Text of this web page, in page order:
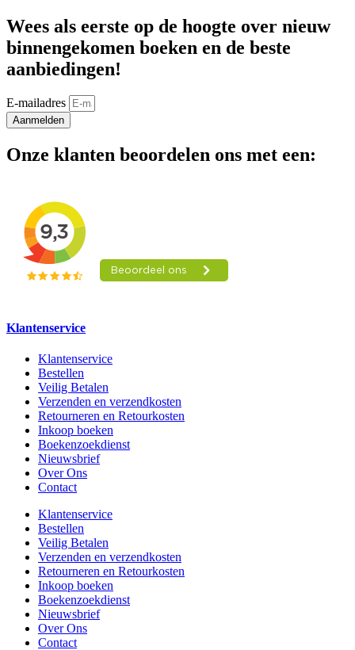
Wees als eerste op de hoogte over nieuw
binnengekomen boeken en de beste
aanbiedingen!
E-mailadres
Aanmelden
Onze klanten beoordelen ons met een:
Klantenservice
Klantenservice
Bestellen
Veilig Betalen
Verzenden en verzendkosten
Retourneren en Retourkosten
Inkoop boeken
Boekenzoekdienst
Nieuwsbrief
Over Ons
Contact
Klantenservice
Bestellen
Veilig Betalen
Verzenden en verzendkosten
Retourneren en Retourkosten
Inkoop boeken
Boekenzoekdienst
Nieuwsbrief
Over Ons
Contact